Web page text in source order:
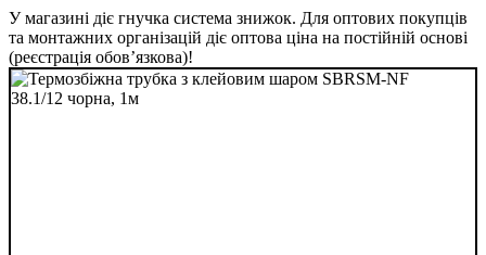
У магазині діє гнучка система знижок. Для оптових покупців
та монтажних організацій діє оптова ціна на постійній основі
(реєстрація обов’язкова)!